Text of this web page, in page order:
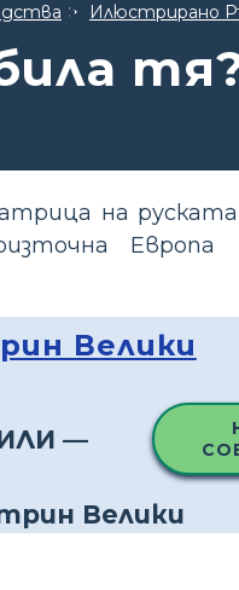
Илюстрирано
на
Велики
—